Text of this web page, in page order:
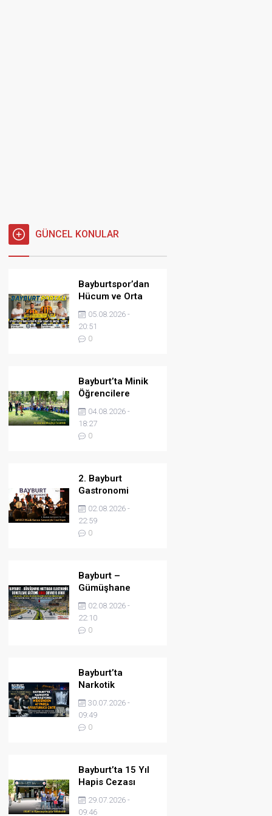
GÜNCEL KONULAR
Bayburtspor’dan
Hücum ve Orta
Sahaya İki Önemli
Takviye
05.08.2026 -
20:51
0
Bayburt’ta Minik
Öğrencilere
Jandarma
Mesleği Tanıtıldı
04.08.2026 -
18:27
0
2. Bayburt
Gastronomi
Festivali BAYDER
Müzik Korosu
Konseriyle Final
Yaptı
02.08.2026 -
22:59
0
Bayburt –
Gümüşhane
Hattında
Elektronik
Denetleme
Sistemi (EDS)
02.08.2026 -
22:10
0
Bayburt’ta
Narkotik
Operasyonu:
Midesinden 47
Parça Uyuşturucu
Çıktı!
30.07.2026 -
09:49
0
Bayburt’ta 15 Yıl
Hapis Cezası
Bulunan Şahıs
JASAT’ın
29.07.2026 -
09:46